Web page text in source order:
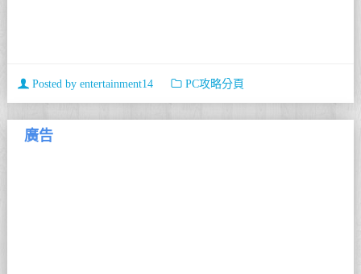
Posted by entertainment14 PC攻略分頁
廣告